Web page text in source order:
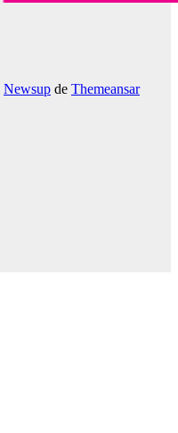
Newsup de Themeansar